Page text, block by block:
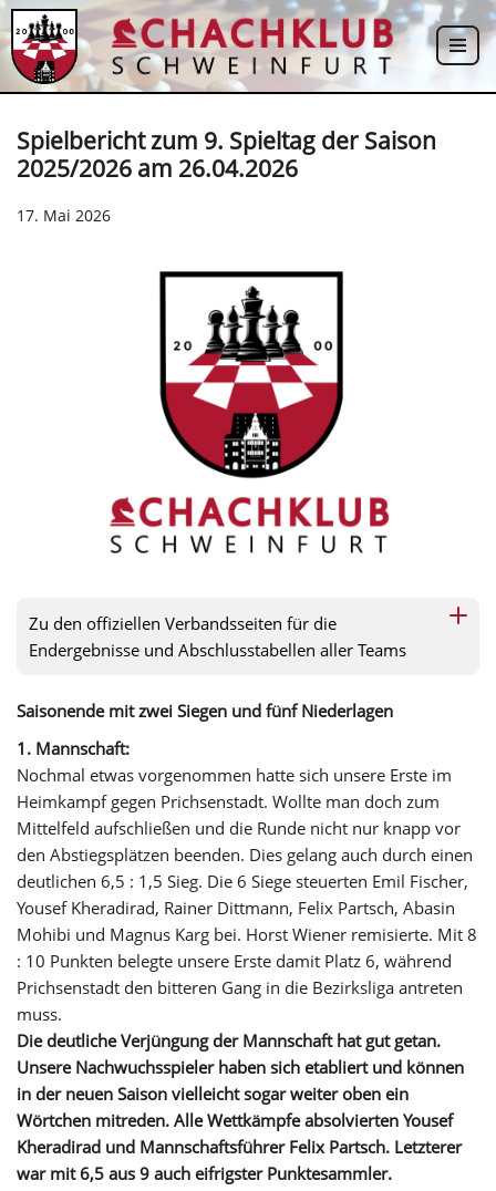
Zum
Inhalt
Spielbericht zum 9. Spieltag der Saison
2025/2026 am 26.04.2026
17. Mai 2026
Zu den offiziellen Verbandsseiten für die
Endergebnisse und Abschlusstabellen aller Teams
Saisonende mit zwei Siegen und fünf Niederlagen
1. Mannschaft:
Nochmal etwas vorgenommen hatte sich unsere Erste im
Heimkampf gegen Prichsenstadt. Wollte man doch zum
Mittelfeld aufschließen und die Runde nicht nur knapp vor
den Abstiegsplätzen beenden. Dies gelang auch durch einen
deutlichen 6,5 : 1,5 Sieg. Die 6 Siege steuerten Emil Fischer,
Yousef Kheradirad, Rainer Dittmann, Felix Partsch, Abasin
Mohibi und Magnus Karg bei. Horst Wiener remisierte. Mit 8
: 10 Punkten belegte unsere Erste damit Platz 6, während
Prichsenstadt den bitteren Gang in die Bezirksliga antreten
muss.
Die deutliche Verjüngung der Mannschaft hat gut getan.
Unsere Nachwuchsspieler haben sich etabliert und können
in der neuen Saison vielleicht sogar weiter oben ein
Wörtchen mitreden. Alle Wettkämpfe absolvierten Yousef
Kheradirad und Mannschaftsführer Felix Partsch. Letzterer
war mit 6,5 aus 9 auch eifrigster Punktesammler.